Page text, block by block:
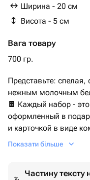
Ширина - 20 см
Висота - 5 см
Вага товару
700 гр.
Представьте: спелая,
нежным молочным
🍫 Каждый набор - это изысканный подарок,
оформленный в
и карточкой в виде
фрукты и ягоды в
комнатной
Показати більше
Частину тексту